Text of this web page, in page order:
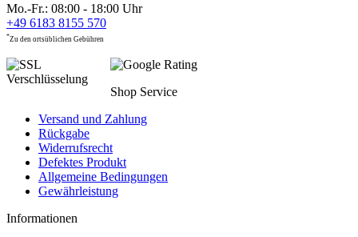
Mo.-Fr.: 08:00 - 18:00 Uhr
+49 6183 8155 570
*Zu den ortsüblichen Gebühren
Shop Service
Versand und Zahlung
Rückgabe
Widerrufsrecht
Defektes Produkt
Allgemeine Bedingungen
Gewährleistung
Informationen